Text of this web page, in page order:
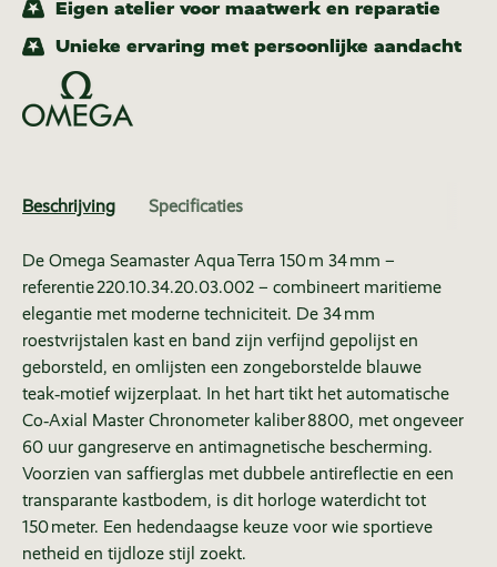
Eigen atelier voor maatwerk en reparatie
Unieke ervaring met persoonlijke aandacht
Beschrijving Specificaties
De Omega Seamaster Aqua Terra 150 m 34 mm –
referentie 220.10.34.20.03.002 – combineert maritieme
elegantie met moderne techniciteit. De 34 mm
roestvrijstalen kast en band zijn verfijnd gepolijst en
geborsteld, en omlijsten een zongeborstelde blauwe
teak‑motief wijzerplaat. In het hart tikt het automatische
Co‑Axial Master Chronometer kaliber 8800, met ongeveer
60 uur gangreserve en antimagnetische bescherming.
Voorzien van saffierglas met dubbele antireflectie en een
transparante kastbodem, is dit horloge waterdicht tot
150 meter. Een hedendaagse keuze voor wie sportieve
netheid en tijdloze stijl zoekt.